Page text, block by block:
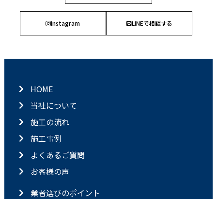
Instagram LINEで相談する
HOME
当社について
施工の流れ
施工事例
よくあるご質問
お客様の声
業者選びのポイント